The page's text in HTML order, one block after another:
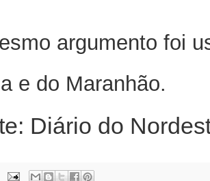
argumento foi
e do Maranhão.
Diário do